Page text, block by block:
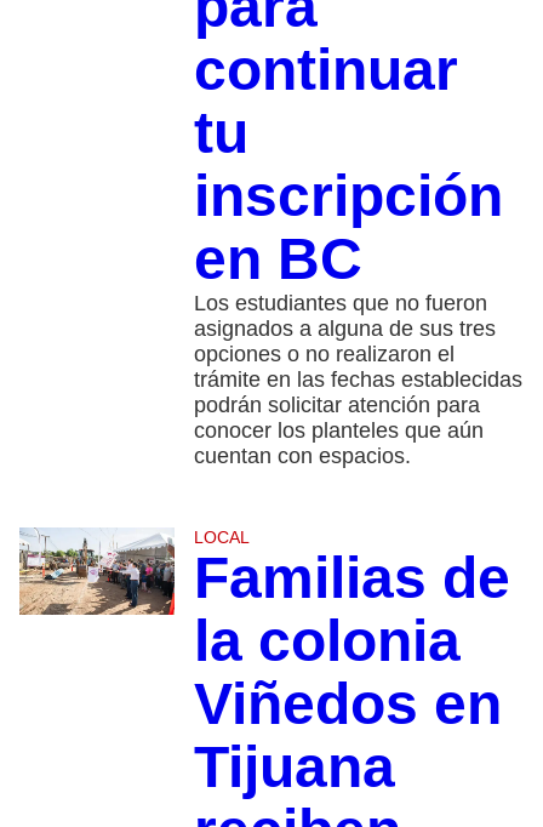
continuar
tu
inscripción
en BC
Los estudiantes que no fueron
asignados a alguna de sus tres
opciones o no realizaron el
trámite en las fechas establecidas
podrán solicitar atención para
conocer los planteles que aún
cuentan con espacios.
LOCAL
Familias de
la colonia
Viñedos en
Tijuana